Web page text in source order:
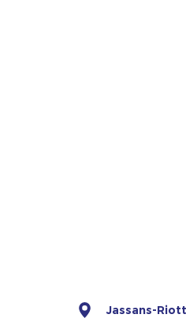
Jassans-